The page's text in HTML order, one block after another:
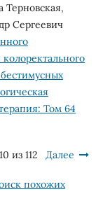
Терновская,
Сергеевич
Том 64
из 112 Далее
похожих